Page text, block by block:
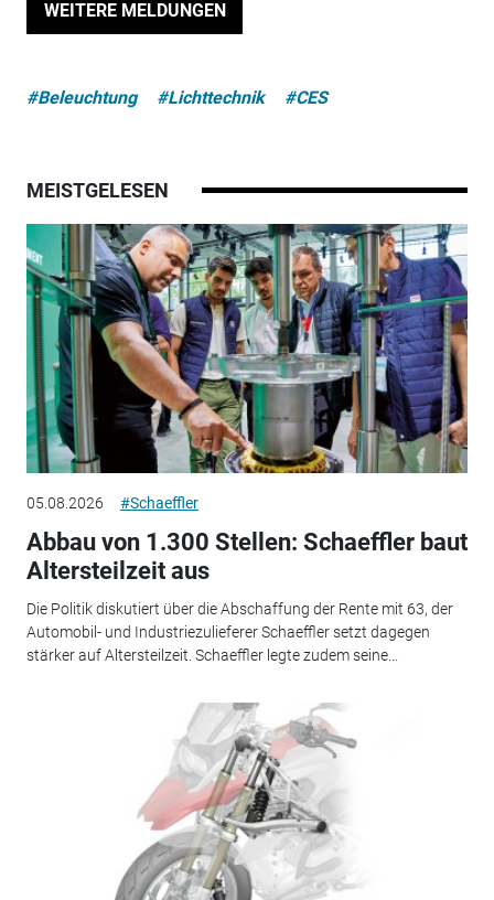
WEITERE MELDUNGEN
#Beleuchtung #Lichttechnik #CES
MEISTGELESEN
05.08.2026 #Schaeffler
Abbau von 1.300 Stellen: Schaeffler baut
Altersteilzeit aus
Die Politik diskutiert über die Abschaffung der Rente mit 63, der
Automobil- und Industriezulieferer Schaeffler setzt dagegen
stärker auf Altersteilzeit. Schaeffler legte zudem seine...